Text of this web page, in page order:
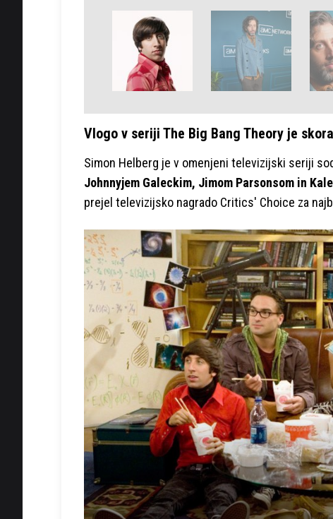
Vlogo v seriji The Big Bang Theory je
Simon Helberg je v omenjeni televizijski seriji
Johnnyjem Galeckim, Jimom Parsonsom in
prejel televizijsko nagrado Critics' Choice za